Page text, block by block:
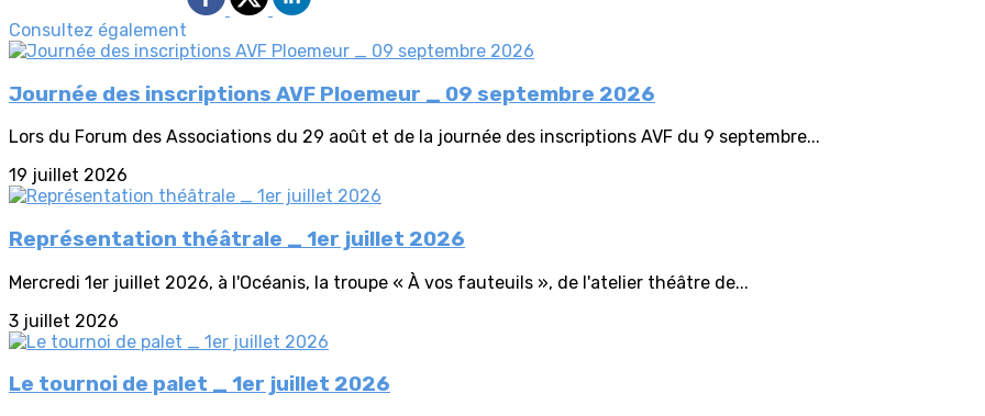
Consultez également
Journée des inscriptions AVF Ploemeur _ 09 septembre 2026
Lors du Forum des Associations du 29 août et de la journée des inscriptions AVF du 9 septembre...
19 juillet 2026
Représentation théâtrale _ 1er juillet 2026
Mercredi 1er juillet 2026, à l'Océanis, la troupe « À vos fauteuils », de l'atelier théâtre de...
3 juillet 2026
Le tournoi de palet _ 1er juillet 2026